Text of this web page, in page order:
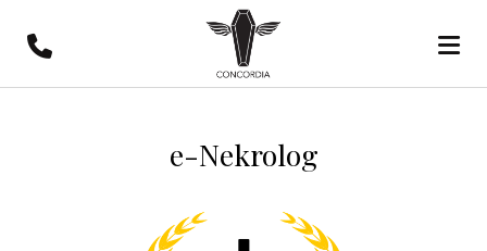
e-Nekrolog